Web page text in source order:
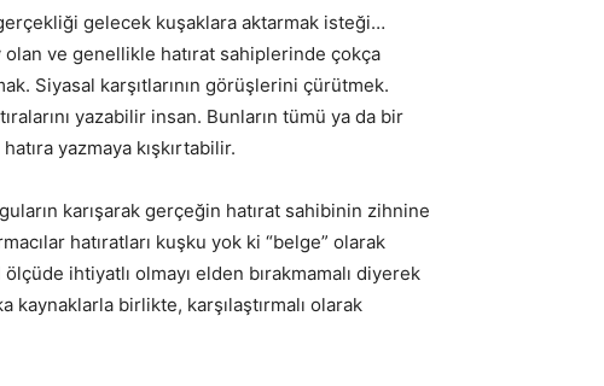
gelecek kuşaklara aktarmak isteği…
olan ve genellikle hatırat sahiplerinde çokça
Siyasal karşıtlarının görüşlerini çürütmek.
yazabilir insan. Bunların tümü ya da bir
yazmaya kışkırtabilir.
karışarak gerçeğin hatırat sahibinin zihnine
hatıratları kuşku yok ki “belge” olarak
ihtiyatlı olmayı elden bırakmamalı diyerek
birlikte, karşılaştırmalı olarak